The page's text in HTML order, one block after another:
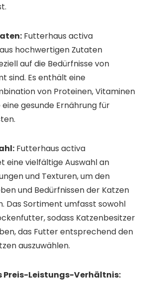
Futterhaus activa
hochwertigen Zutaten
auf die Bedürfnisse von
sind. Es enthält eine
von Proteinen, Vitaminen
eine gesunde Ernährung für
Futterhaus activa
eine vielfältige Auswahl an
und Texturen, um den
und Bedürfnissen der Katzen
Das Sortiment umfasst sowohl
sodass Katzenbesitzer
das Futter entsprechend den
auszuwählen.
Preis-Leistungs-Verhältnis: